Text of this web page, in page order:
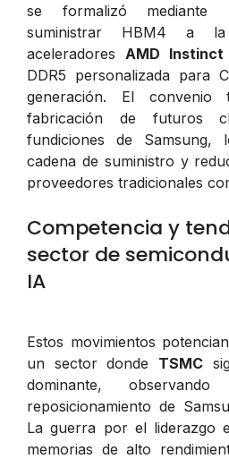
se formalizó
suministrar HBM4 a
aceleradores AMD Instinct
DDR5 personalizada para
generación. El convenio
fabricación de futuros
fundiciones de Samsung,
cadena de suministro y
proveedores tradicionales
Competencia y
sector de
IA
Estos movimientos
un sector donde TSMC
dominante,
reposicionamiento de
La guerra por el liderazgo
memorias de alto